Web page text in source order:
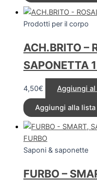
Prodotti per il corpo
ACH.BRITO –
SAPONETTA
4,50€ Aggiungi
Aggiungi alla
FURBO
Saponi & saponette
FURBO –